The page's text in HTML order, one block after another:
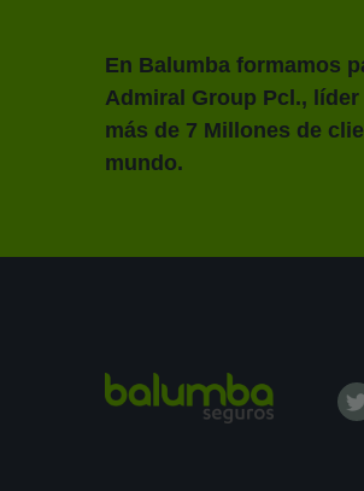
En Balumba formamos
Admiral Group Pcl., líder
más de 7 Millones de
mundo.